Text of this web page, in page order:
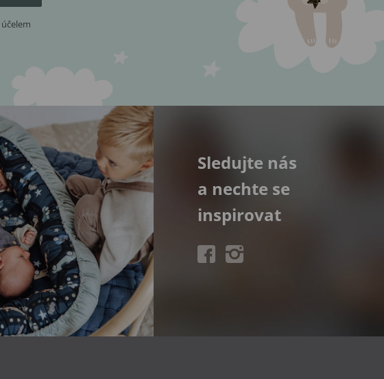
Sledujte nás
a nechte se
inspirovat